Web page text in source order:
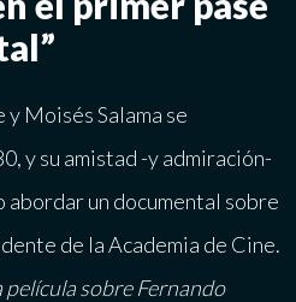
Moisés Salama se
y su amistad -y admiración-
abordar un documental sobre
de la Academia de Cine.
película sobre Fernando